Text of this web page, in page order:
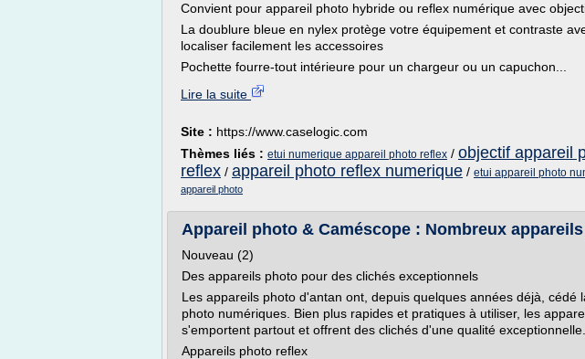
Convient pour appareil photo hybride ou reflex numérique avec
La doublure bleue en nylex protège votre équipement et contraste
localiser facilement les accessoires
Pochette fourre-tout intérieure pour un chargeur ou un capuchon...
Lire la suite
Site : https://www.caselogic.com
Thèmes liés : etui numerique appareil photo reflex / objectif appareil
reflex / appareil photo reflex numerique / etui appareil photo
appareil photo
Appareil photo & Caméscope : Nombreux
Nouveau (2)
Des appareils photo pour des clichés exceptionnels
Les appareils photo d'antan ont, depuis quelques années déjà, cédé
photo numériques. Bien plus rapides et pratiques à utiliser, les
s'emportent partout et offrent des clichés d'une qualité exceptionnelle.
Appareils photo reflex